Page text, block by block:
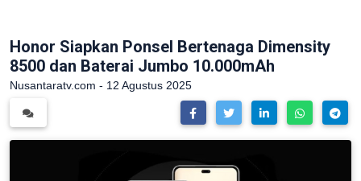
Honor Siapkan Ponsel Bertenaga Dimensity
8500 dan Baterai Jumbo 10.000mAh
Nusantaratv.com - 12 Agustus 2025